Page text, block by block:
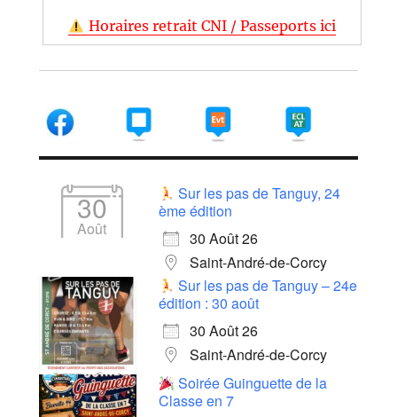
Horaires retrait CNI / Passeports ici
30
Août
Sur les pas de Tanguy, 24
ème édition
30 Août 26
Saint-André-de-Corcy
Sur les pas de Tanguy – 24e
édition : 30 août
30 Août 26
Saint-André-de-Corcy
Soirée Guinguette de la
Classe en 7